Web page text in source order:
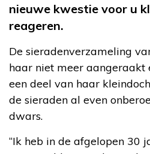
nieuwe kwestie voor u
reageren.
De sieradenverzameling
haar niet meer aangeraakt
een deel van haar
de sieraden al even
dwars.
“Ik heb in de afgelopen 30